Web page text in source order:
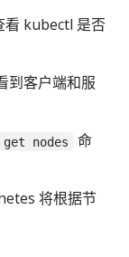
看 kubectl 是否
到客户端和服
nodes
命
将根据节